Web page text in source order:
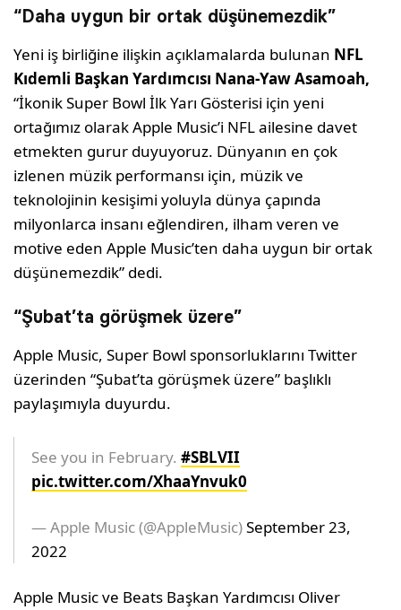
“Daha uygun bir ortak düşünemezdik”
Yeni iş birliğine ilişkin açıklamalarda bulunan NFL
Kıdemli Başkan Yardımcısı Nana-Yaw Asamoah,
“İkonik Super Bowl İlk Yarı Gösterisi için yeni
ortağımız olarak Apple Music’i NFL ailesine davet
etmekten gurur duyuyoruz. Dünyanın en çok
izlenen müzik performansı için, müzik ve
teknolojinin kesişimi yoluyla dünya çapında
milyonlarca insanı eğlendiren, ilham veren ve
motive eden Apple Music’ten daha uygun bir ortak
düşünemezdik” dedi.
“Şubat’ta görüşmek üzere”
Apple Music, Super Bowl sponsorluklarını Twitter
üzerinden “Şubat’ta görüşmek üzere” başlıklı
paylaşımıyla duyurdu.
See you in February.#SBLVII
pic.twitter.com/XhaaYnvuk0
— Apple Music (@AppleMusic)September 23,
2022
Apple Music ve Beats Başkan Yardımcısı Oliver